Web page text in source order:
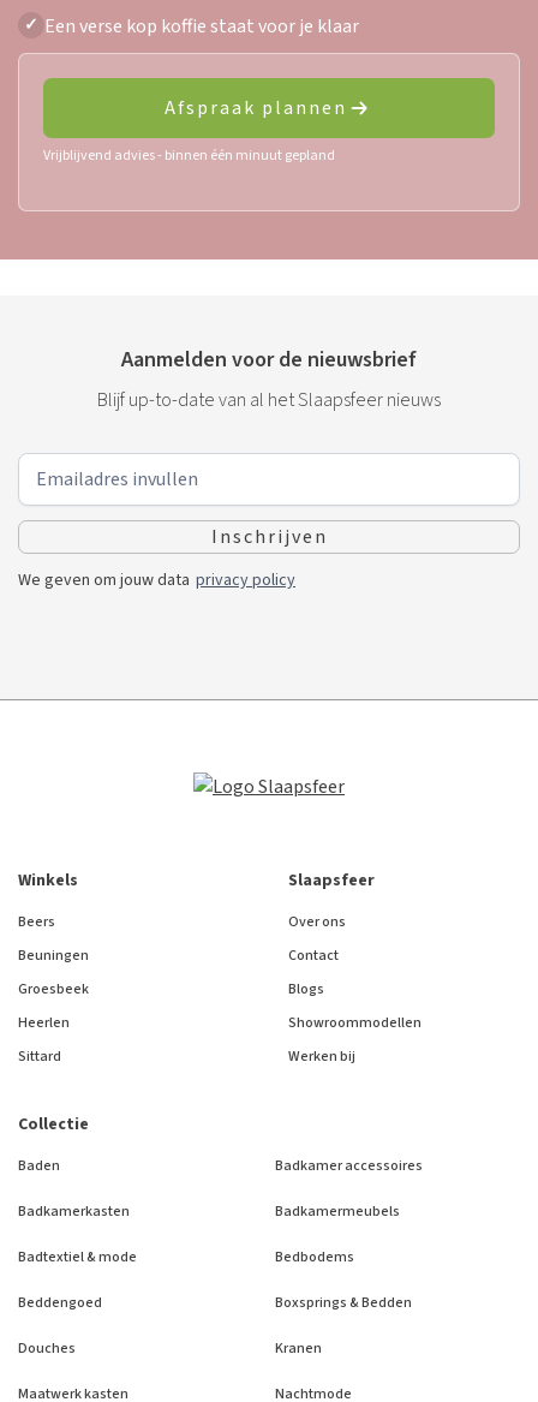
Afspraak plannen
Vrijblijvend advies - binnen één minuut gepland
✓ Een verse kop koffie staat voor je klaar
Aanmelden voor de nieuwsbrief
Blijf up-to-date van al het Slaapsfeer nieuws
We geven om jouw data privacy policy
Collectie
Baden Badkamer accessoires
Badkamerkasten Badkamermeubels
Badtextiel & mode Bedbodems
Beddengoed Boxsprings & Bedden
Douches Kranen
Maatwerk kasten Nachtmode
Winkels
Beers
Beuningen
Groesbeek
Heerlen
Sittard
Slaapsfeer
Over ons
Contact
Blogs
Showroommodellen
Werken bij